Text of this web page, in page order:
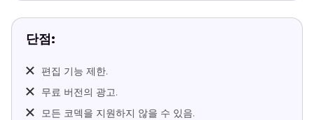
단점:
편집 기능 제한.
무료 버전의 광고.
모든 코덱을 지원하지 않을 수 있음.